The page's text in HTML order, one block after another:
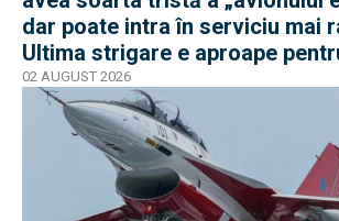
dar poate intra în serviciu mai
Ultima strigare e aproape
vor în program
02 AUGUST 2026